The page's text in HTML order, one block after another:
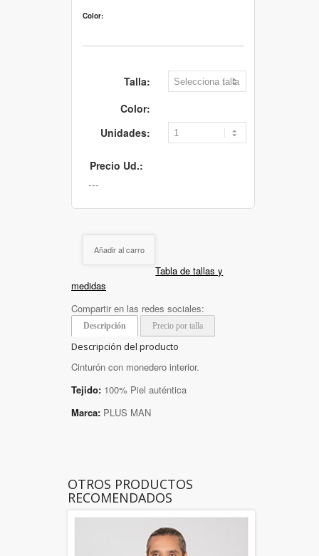
Color:
Talla:
Color:
Unidades:
Precio Ud.:
Añadir al carro
Tabla de tallas y
medidas
Compartir en las redes sociales:
Descripción Precio por talla
Descripción del producto
Cinturón con monedero interior.
Tejido: 100% Piel auténtica
Marca: PLUS MAN
OTROS PRODUCTOS
RECOMENDADOS